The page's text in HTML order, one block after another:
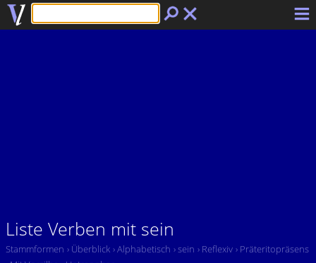
Liste Verben mit sein
Stammformen › Überblick › Alphabetisch › sein › Reflexiv › Präteritopräsens